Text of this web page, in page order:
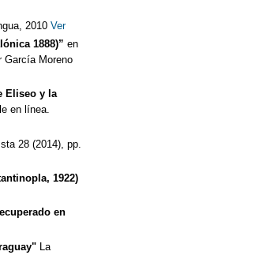
2010Ver
1888)” en
García Moreno
Eliseo y la
en línea.
28 (2014), pp.
1922)
en
La